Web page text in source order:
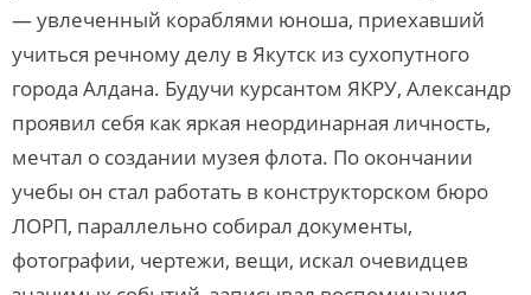
— увлеченный кораблями юноша, приехавший
учиться речному делу в Якутск из сухопутного
города Алдана. Будучи курсантом ЯКРУ, Александр
проявил себя как яркая неординарная личность,
мечтал о создании музея флота. По окончании
учебы он стал работать в конструкторском бюро
ЛОРП, параллельно собирал документы,
фотографии, чертежи, вещи, искал очевидцев